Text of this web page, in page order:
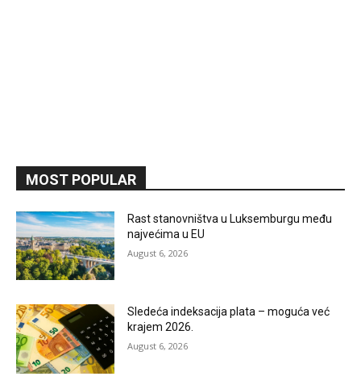
MOST POPULAR
Rast stanovništva u Luksemburgu među
najvećima u EU
August 6, 2026
Sledeća indeksacija plata – moguća već
krajem 2026.
August 6, 2026